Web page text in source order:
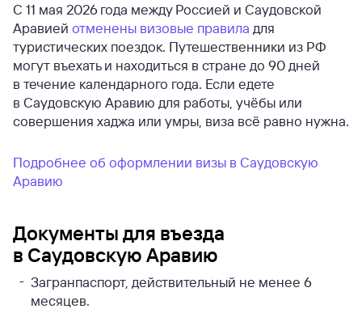
С 11 мая 2026 года между Россией и Саудовской
Аравией отменены визовые правила для
туристических поездок. Путешественники из РФ
могут въехать и находиться в стране до 90 дней
в течение календарного года. Если едете
в Саудовскую Аравию для работы, учёбы или
совершения хаджа или умры, виза всё равно нужна.
Подробнее об оформлении визы в Саудовскую
Аравию
Документы для въезда
в Саудовскую Аравию
Загранпаспорт, действительный не менее 6
месяцев.